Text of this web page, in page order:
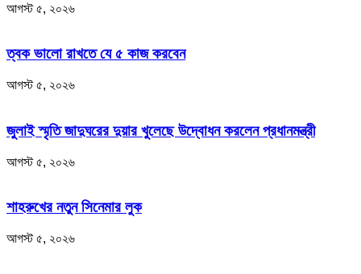
আগস্ট ৫, ২০২৬
ত্বক ভালো রাখতে যে ৫ কাজ করবেন
আগস্ট ৫, ২০২৬
জুলাই স্মৃতি জাদুঘরের দুয়ার খুলেছে উদ্বোধন করলেন প্রধানমন্ত্রী
আগস্ট ৫, ২০২৬
শাহরুখের নতুন সিনেমার লুক
আগস্ট ৫, ২০২৬